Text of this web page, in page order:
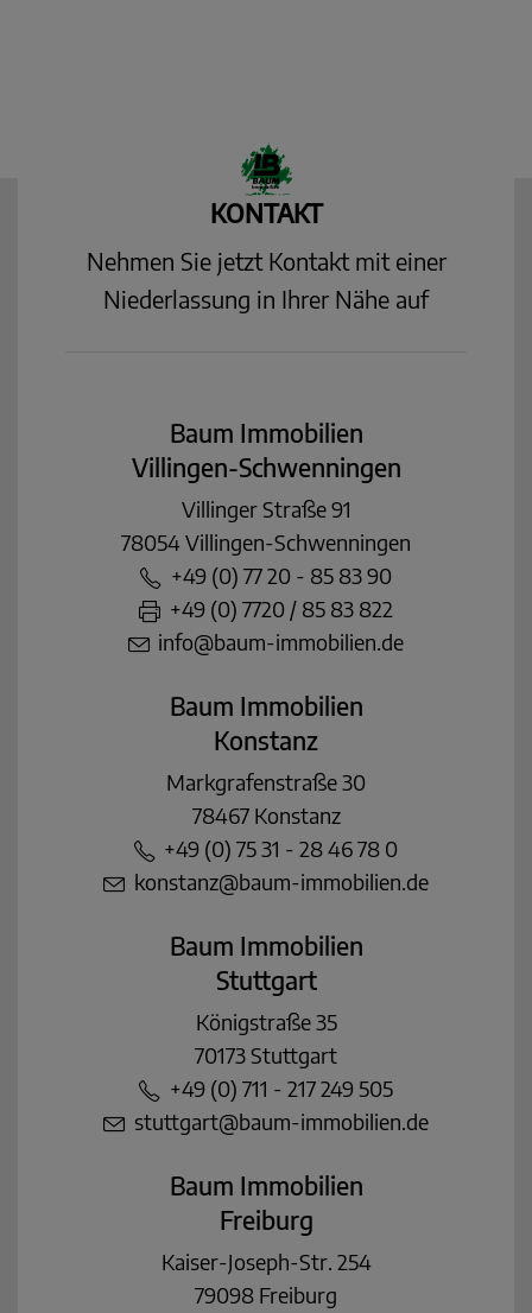
KONTAKT
Nehmen Sie jetzt Kontakt mit einer
Niederlassung in Ihrer Nähe auf
Baum Immobilien
Villingen-Schwenningen
Villinger Straße 91
78054 Villingen-Schwenningen
+49 (0) 77 20 - 85 83 90
+49 (0) 7720 / 85 83 822
info@baum-immobilien.de
Baum Immobilien
Konstanz
Markgrafenstraße 30
78467 Konstanz
+49 (0) 75 31 - 28 46 78 0
konstanz@baum-immobilien.de
Baum Immobilien
Stuttgart
Königstraße 35
70173 Stuttgart
+49 (0) 711 - 217 249 505
stuttgart@baum-immobilien.de
Baum Immobilien
Freiburg
Kaiser-Joseph-Str. 254
79098 Freiburg